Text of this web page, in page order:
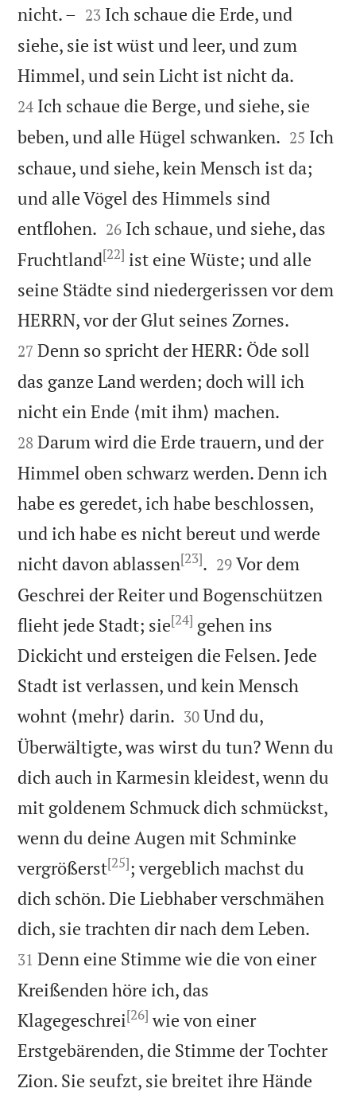
nicht. – 

23 Ich schaue die Erde, und
siehe, sie ist wüst und leer, und zum
Himmel, und sein Licht ist nicht da.
24 Ich schaue die Berge, und siehe, sie
beben, und alle Hügel schwanken. 

25 Ich
schaue, und siehe, kein Mensch ist da;
und alle Vögel des Himmels sind
entflohen. 

26 Ich schaue, und siehe, das
Fruchtland[22] ist eine Wüste; und alle
seine Städte sind niedergerissen vor dem
HERRN, vor der Glut seines Zornes.
27 Denn so spricht der HERR: Öde soll
das ganze Land werden; doch will ich
nicht ein Ende ⟨mit ihm⟩ machen.
28 Darum wird die Erde trauern, und der
Himmel oben schwarz werden. Denn ich
habe es geredet, ich habe beschlossen,
und ich habe es nicht bereut und werde
nicht davon ablassen[23]. 

29 Vor dem
Geschrei der Reiter und Bogenschützen
flieht jede Stadt; sie[24] gehen ins
Dickicht und ersteigen die Felsen. Jede
Stadt ist verlassen, und kein Mensch
wohnt ⟨mehr⟩ darin. 

30 Und du,
Überwältigte, was wirst du tun? Wenn du
dich auch in Karmesin kleidest, wenn du
mit goldenem Schmuck dich schmückst,
wenn du deine Augen mit Schminke
vergrößerst[25]; vergeblich machst du
dich schön. Die Liebhaber verschmähen
dich, sie trachten dir nach dem Leben.
31 Denn eine Stimme wie die von einer
Kreißenden höre ich, das
Klagegeschrei[26] wie von einer
Erstgebärenden, die Stimme der Tochter
Zion. Sie seufzt, sie breitet ihre Hände